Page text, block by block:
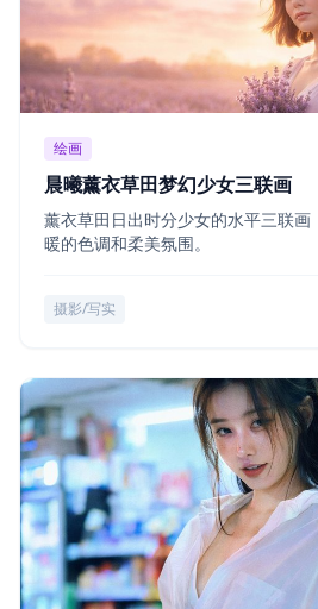
绘画
晨曦薰衣草田梦幻少女三联画
薰衣草田日出时分少女的水平三联画
暖的色调和柔美氛围。
摄影/写实